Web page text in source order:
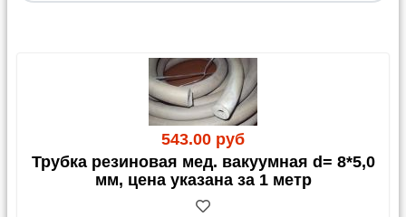
543.00 руб
Трубка резиновая мед. вакуумная d= 8*5,0
мм, цена указана за 1 метр